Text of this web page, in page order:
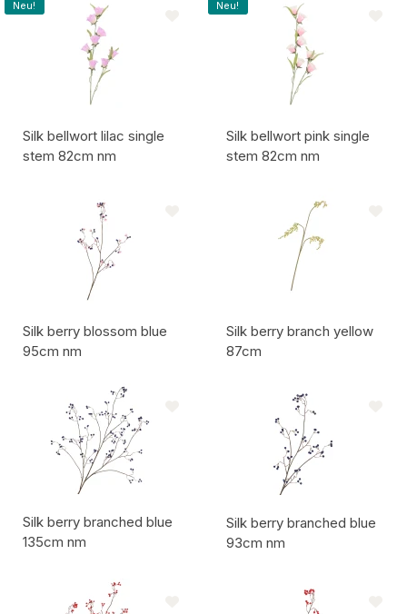
Neu!
Silk bellwort lilac single
stem 82cm nm
Neu!
Silk bellwort pink single
stem 82cm nm
Silk berry blossom blue
95cm nm
Silk berry branch yellow
87cm
Silk berry branched blue
135cm nm
Silk berry branched blue
93cm nm